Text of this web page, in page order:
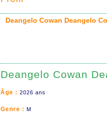
Deangelo Cowan Deangelo
Deangelo Cowan
Âge : 2026 ans
Genre : M